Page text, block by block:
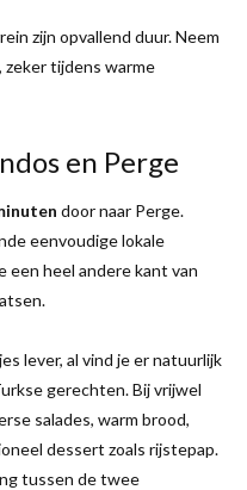
zijn opvallend duur. Neem
zeker tijdens warme
en Perge
door naar Perge.
eenvoudige lokale
een heel andere kant van
lever, al vind je er natuurlijk
gerechten. Bij vrijwel
salades, warm brood,
dessert zoals rijstepap.
tussen de twee